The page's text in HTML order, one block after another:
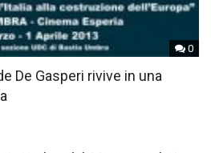
0
De Gasperi rivive in una